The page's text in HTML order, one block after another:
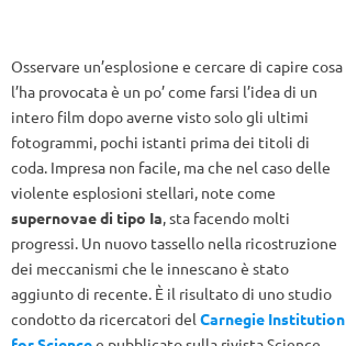
Osservare un’esplosione e cercare di capire cosa
l’ha provocata è un po’ come farsi l’idea di un
intero film dopo averne visto solo gli ultimi
fotogrammi, pochi istanti prima dei titoli di
coda. Impresa non facile, ma che nel caso delle
violente esplosioni stellari, note come
supernovae di tipo Ia, sta facendo molti
progressi. Un nuovo tassello nella ricostruzione
dei meccanismi che le innescano è stato
aggiunto di recente. È il risultato di uno studio
condotto da ricercatori del Carnegie Institution